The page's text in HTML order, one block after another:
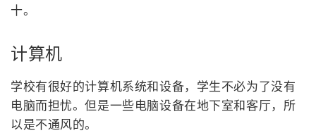
十。
计算机
学校有很好的计算机系统和设备，学生不必为了没有
电脑而担忧。但是一些电脑设备在地下室和客厅，所
以是不通风的。